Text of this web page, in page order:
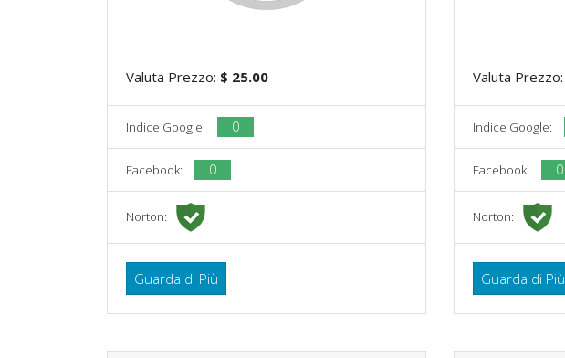
Valuta Prezzo: $ 25.00
Indice Google: 0
Facebook: 0
Norton:
Guarda di Più
Valuta Prezzo:
Indice Google:
Facebook: 0
Norton:
Guarda di Più